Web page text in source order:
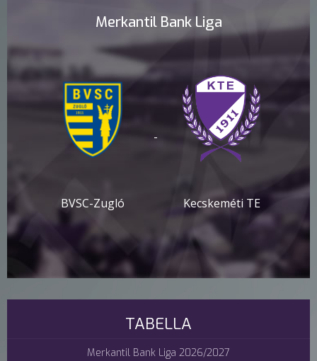
Merkantil Bank Liga
BVSC-Zugló
-
Kecskeméti TE
TABELLA
Merkantil Bank Liga 2026/2027